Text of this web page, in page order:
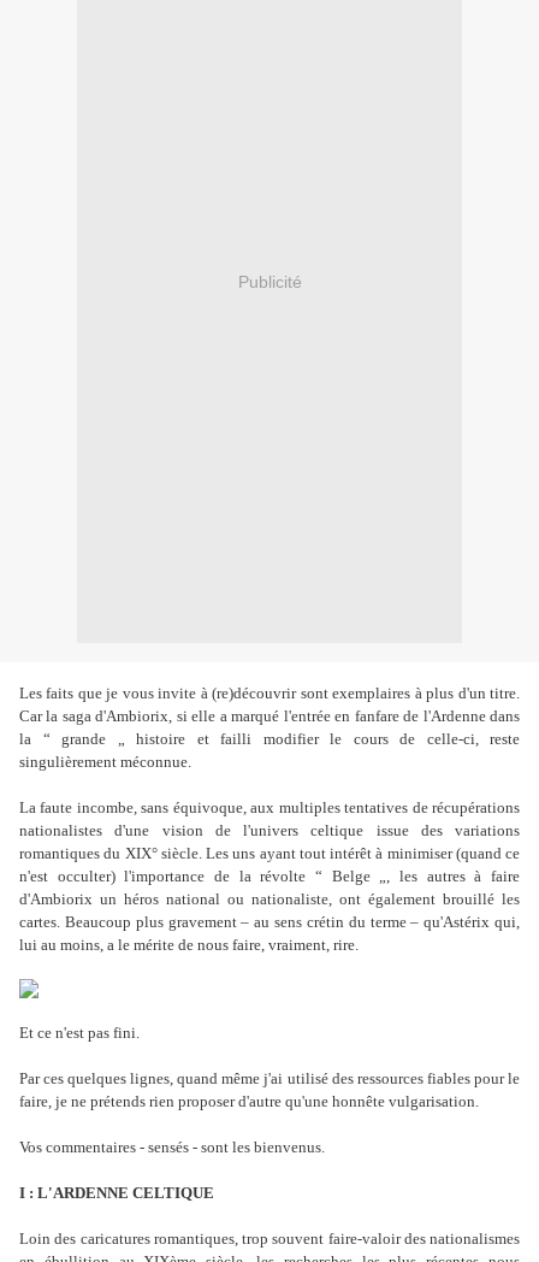
Publicité
Les faits que je vous invite à (re)découvrir sont exemplaires à plus d'un titre.
Car la saga d'Ambiorix, si elle a marqué l'entrée en fanfare de l'Ardenne dans
la “ grande „ histoire et failli modifier le cours de celle-ci, reste
singulièrement méconnue.
La faute incombe, sans équivoque, aux multiples tentatives de récupérations
nationalistes d'une vision de l'univers celtique issue des variations
romantiques du XIX° siècle. Les uns ayant tout intérêt à minimiser (quand ce
n'est occulter) l'importance de la révolte “ Belge „, les autres à faire
d'Ambiorix un héros national ou nationaliste, ont également brouillé les
cartes. Beaucoup plus gravement – au sens crétin du terme – qu'Astérix qui,
lui au moins, a le mérite de nous faire, vraiment, rire.
Et ce n'est pas fini.
Par ces quelques lignes, quand même j'ai utilisé des ressources fiables pour le
faire, je ne prétends rien proposer d'autre qu'une honnête vulgarisation.
Vos commentaires - sensés - sont les bienvenus.
I : L'ARDENNE CELTIQUE
Loin des caricatures romantiques, trop souvent faire-valoir des nationalismes